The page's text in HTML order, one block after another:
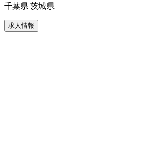
千葉県 茨城県
求人情報